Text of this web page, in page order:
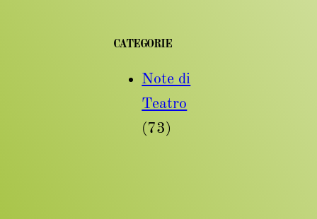
CATEGORIE
Note di
Teatro
(73)